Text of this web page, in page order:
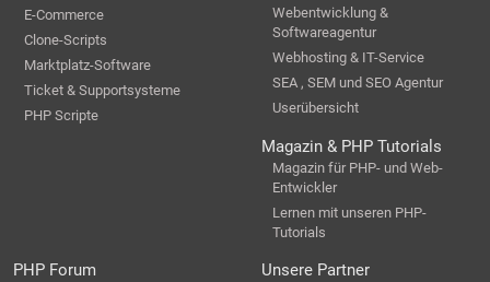
E-Commerce
Clone-Scripts
Marktplatz-Software
Ticket & Supportsysteme
PHP Scripte
Webentwicklung &
Softwareagentur
Webhosting & IT-Service
SEA , SEM und SEO Agentur
Userübersicht
Magazin & PHP Tutorials
Magazin für PHP- und Web-
Entwickler
Lernen mit unseren PHP-
Tutorials
PHP Forum Unsere Partner